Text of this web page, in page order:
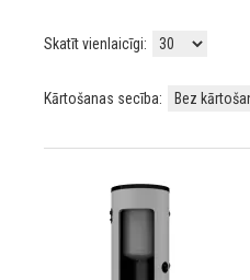
Skatīt vienlaicīgi:
Kārtošanas secība: